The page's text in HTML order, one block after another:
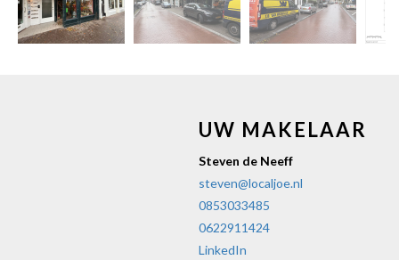
vorige
UW MAKELAAR
Steven de Neeff
steven@localjoe.nl
0853033485
0622911424
LinkedIn